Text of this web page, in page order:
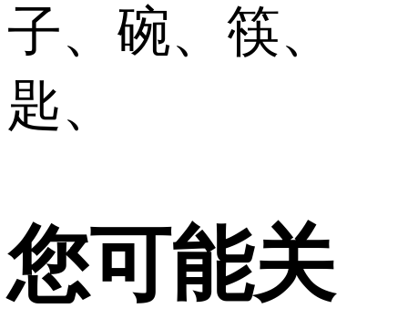
子、碗、筷、
匙、
您可能关